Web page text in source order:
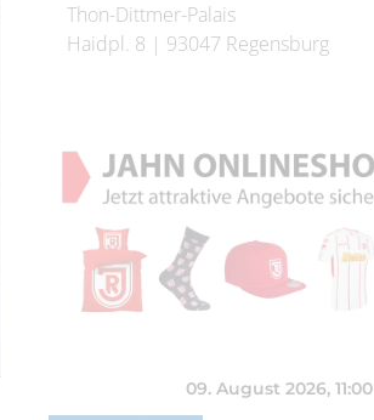
Thon-Dittmer-Palais
Haidpl. 8 | 93047 Regensburg
09. August 2026, 11:00